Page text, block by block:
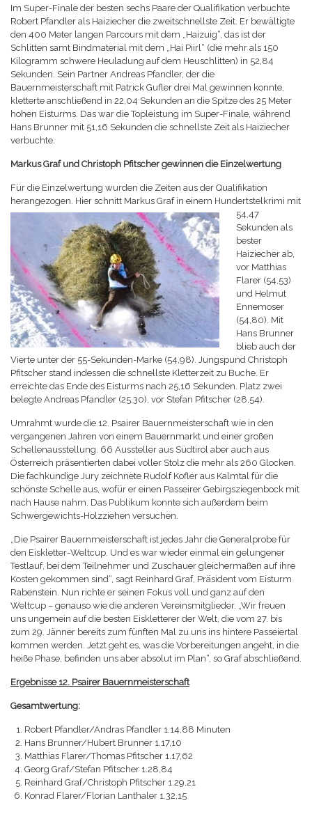
Im Super-Finale der besten sechs Paare der Qualifikation verbuchte
Robert Pfandler als Haiziecher die zweitschnellste Zeit. Er bewältigte
den 400 Meter langen Parcours mit dem „Haizuig“, das ist der
Schlitten samt Bindmaterial mit dem „Hai Piirl“ (die mehr als 150
Kilogramm schwere Heuladung auf dem Heuschlitten) in 52,84
Sekunden. Sein Partner Andreas Pfandler, der die
Bauernmeisterschaft mit Patrick Gufler drei Mal gewinnen konnte,
kletterte anschließend in 22,04 Sekunden an die Spitze des 25 Meter
hohen Eisturms. Das war die Topleistung im Super-Finale, während
Hans Brunner mit 51,16 Sekunden die schnellste Zeit als Haiziecher
verbuchte.
Markus Graf und Christoph Pfitscher gewinnen die Einzelwertung
Für die Einzelwertung wurden die Zeiten aus der Qualifikation
herangezogen. Hier schnitt Markus Graf in einem Hundertstelkrimi mit
54,47
Sekunden als
bester
Haiziecher ab,
vor Matthias
Flarer (54,53)
und Helmut
Ennemoser
(54,80). Mit
Hans Brunner
blieb auch der
Vierte unter der 55-Sekunden-Marke (54,98). Jungspund Christoph
Pfitscher stand indessen die schnellste Kletterzeit zu Buche. Er
erreichte das Ende des Eisturms nach 25,16 Sekunden. Platz zwei
belegte Andreas Pfandler (25,30), vor Stefan Pfitscher (28,54).
Umrahmt wurde die 12. Psairer Bauernmeisterschaft wie in den
vergangenen Jahren von einem Bauernmarkt und einer großen
Schellenausstellung. 66 Aussteller aus Südtirol aber auch aus
Österreich präsentierten dabei voller Stolz die mehr als 260 Glocken.
Die fachkundige Jury zeichnete Rudolf Kofler aus Kalmtal für die
schönste Schelle aus, wofür er einen Passeirer Gebirgsziegenbock mit
nach Hause nahm. Das Publikum konnte sich außerdem beim
Schwergewichts-Holzziehen versuchen.
„Die Psairer Bauernmeisterschaft ist jedes Jahr die Generalprobe für
den Eiskletter-Weltcup. Und es war wieder einmal ein gelungener
Testlauf, bei dem Teilnehmer und Zuschauer gleichermaßen auf ihre
Kosten gekommen sind“, sagt Reinhard Graf, Präsident vom Eisturm
Rabenstein. Nun richte er seinen Fokus voll und ganz auf den
Weltcup – genauso wie die anderen Vereinsmitglieder. „Wir freuen
uns ungemein auf die besten Eiskletterer der Welt, die vom 27. bis
zum 29. Jänner bereits zum fünften Mal zu uns ins hintere Passeiertal
kommen werden. Jetzt geht es, was die Vorbereitungen angeht, in die
heiße Phase, befinden uns aber absolut im Plan“, so Graf abschließend.
Ergebnisse 12. Psairer Bauernmeisterschaft
Gesamtwertung:
Robert Pfandler/Andras Pfandler 1.14,88 Minuten
Hans Brunner/Hubert Brunner 1.17,10
Matthias Flarer/Thomas Pfitscher 1.17,62
Georg Graf/Stefan Pfitscher 1.28,84
Reinhard Graf/Christoph Pfitscher 1.29,21
Konrad Flarer/Florian Lanthaler 1.32,15